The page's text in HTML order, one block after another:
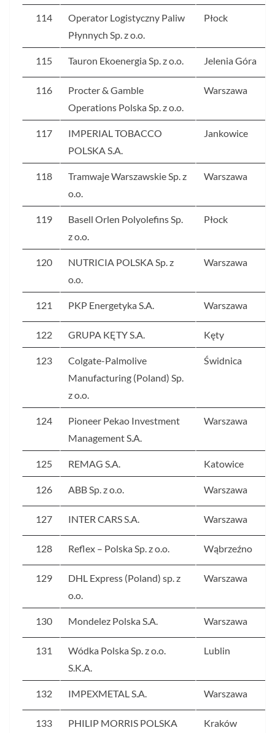
114
Operator Logistyczny Paliw
Płynnych Sp. z o.o.
Płock
115 Tauron Ekoenergia Sp. z o.o. Jelenia Góra
116
Procter & Gamble
Operations Polska Sp. z o.o.
Warszawa
117
IMPERIAL TOBACCO
POLSKA S.A.
Jankowice
118
Tramwaje Warszawskie Sp. z
o.o.
Warszawa
119
Basell Orlen Polyolefins Sp.
z o.o.
Płock
120
NUTRICIA POLSKA Sp. z
o.o.
Warszawa
121 PKP Energetyka S.A. Warszawa
122 GRUPA KĘTY S.A. Kęty
123
Colgate-Palmolive
Manufacturing (Poland) Sp.
z o.o.
Świdnica
124
Pioneer Pekao Investment
Management S.A.
Warszawa
125 REMAG S.A. Katowice
126 ABB Sp. z o.o. Warszawa
127 INTER CARS S.A. Warszawa
128 Reflex – Polska Sp. z o.o. Wąbrzeźno
129
DHL Express (Poland) sp. z
o.o.
Warszawa
130 Mondelez Polska S.A. Warszawa
131
Wódka Polska Sp. z o.o.
S.K.A.
Lublin
132 IMPEXMETAL S.A. Warszawa
133
PHILIP MORRIS POLSKA
Kraków